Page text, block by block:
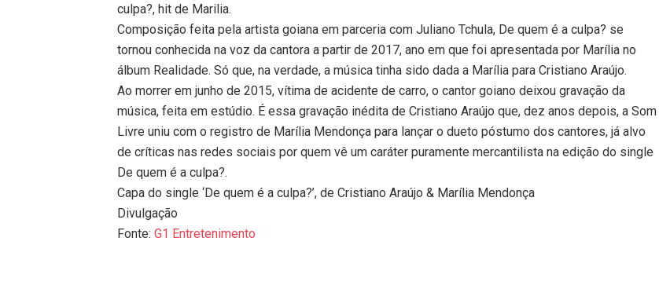
culpa?, hit de Marilia.
Composição feita pela artista goiana em parceria com Juliano Tchula, De quem é a culpa? se
tornou conhecida na voz da cantora a partir de 2017, ano em que foi apresentada por Marília no
álbum Realidade. Só que, na verdade, a música tinha sido dada a Marília para Cristiano Araújo.
Ao morrer em junho de 2015, vítima de acidente de carro, o cantor goiano deixou gravação da
música, feita em estúdio. É essa gravação inédita de Cristiano Araújo que, dez anos depois, a Som
Livre uniu com o registro de Marília Mendonça para lançar o dueto póstumo dos cantores, já alvo
de críticas nas redes sociais por quem vê um caráter puramente mercantilista na edição do single
De quem é a culpa?.
Capa do single ‘De quem é a culpa?’, de Cristiano Araújo & Marília Mendonça
Divulgação
Fonte:G1 Entretenimento